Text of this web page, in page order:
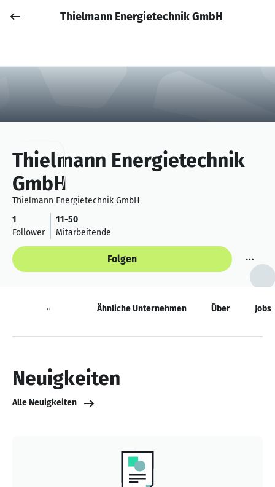
Anmelden
Thielmann Energietechnik GmbH
Thielmann Energietechnik
GmbH
Thielmann Energietechnik GmbH
1
Follower
11-50
Mitarbeitende
Folgen
Neuigkeiten Ähnliche Unternehmen Über Jobs
Neuigkeiten
Alle Neuigkeiten